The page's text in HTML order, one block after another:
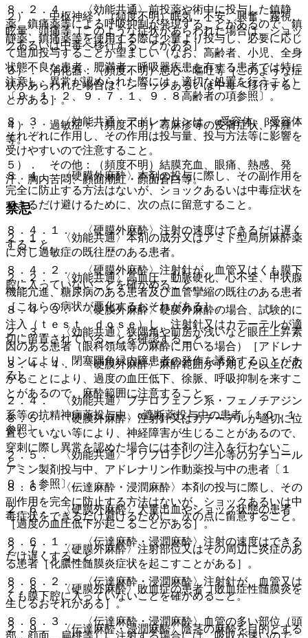
８．２．４． 〈効能共通〉前投薬や術中に投与した鎮静
薬、鎮痛薬等による呼吸抑制が発現することがあるので、鎮
静薬、鎮痛薬等を使用する際は少量より投与し、必要に応じ
て追加投与することが望ましい（なお、高齢者、小児、全身
状態不良な患者、肥満者、呼吸器疾患を有する患者では特に
注意し、異常が認められた際には、適切な処置を行うこと）
〔９．１．２、９．７．１、９．８高齢者の項参照〕。
８．３． 〈効能共通〉アドレナリンは、α受容体、β受容体
それぞれに作用し、その作用は投与量、投与方法等に影響を
受けやすいので注意すること。
８．４． 〈硬膜外麻酔〉本剤の投与に際し、その副作用を
完全に防止する方法はないが、ショックあるいは中毒症状を
できるだけ避けるために、次の点に留意すること。
８．４．１． 〈硬膜外麻酔〉注射の速度はできるだけ遅く
すること。
８．４．２． 〈硬膜外麻酔〉注射針が、血管又はくも膜下
腔に入っていないことを確かめること。
８．４．３． 〈硬膜外麻酔〉硬膜外麻酔の場合、試験的に
注入（ｔｅｓｔ ｄｏｓｅ）し、注射針又はカテーテルが適
切に留置されていることを確認すること。
８．４．４． 〈硬膜外麻酔〉麻酔範囲が予期した以上に広
がることにより、過度の血圧低下、徐脈、呼吸抑制を来すこ
とがあるので、麻酔範囲に注意すること。
８．５． 〈硬膜外麻酔〉注射針又はカテーテルが適切に位
置していない等により、神経障害が生じることがあるので、
穿刺に際し異常を認めた場合には本剤の注入を行わないこ
と。
８．６． 〈伝達麻酔・浸潤麻酔〉本剤の投与に際し、その
副作用を完全に防止する方法はないが、ショックあるいは中
毒症状をできるだけ避けるために、次の点に留意すること。
８．６．１． 〈伝達麻酔・浸潤麻酔〉注射の速度はできる
だけ遅くすること。
８．６．２． 〈伝達麻酔・浸潤麻酔〉注射針が、血管又は
くも膜下腔に入っていないことを確かめること。
８．６．３． 〈伝達麻酔・浸潤麻酔〉血管の多い部位（頭
２）． 中枢神経：（頻度不明）眠気、不安、興奮、霧視、
眩暈、頭痛等［このような症状があらわれた場合は、ショッ
クあるいは中毒へ移行することがある］。
３）． 消化器：（頻度不明）悪心・嘔吐等［このような症
状があらわれた場合は、ショックあるいは中毒へ移行するこ
とがある］。
４）． 過敏症：（頻度不明）蕁麻疹等の皮膚症状、浮腫
等。
５）． その他：（頻度不明）結膜充血、眼痛、熱感、発
汗、胸内苦悶、顔面潮紅・顔面蒼白等。
禁忌
２．１． 〈効能共通〉本剤の成分又はアミド型局所麻酔薬
に対し過敏症の既往歴のある患者。
２．２． 〈効能共通〉高血圧、動脈硬化、心不全、甲状腺
機能亢進、糖尿病のある患者及び血管攣縮の既往のある患者
［これらの病状が悪化するおそれがある］。
２．３． 〈効能共通〉狭隅角や前房が浅いなど眼圧上昇素
因のある患者（眼科領域等の麻酔に用いる場合）［アドレナ
リンにより、閉塞隅角緑内障患者の発作を誘発することがあ
る］。
２．４． 〈効能共通〉ブチロフェノン系・フェノチアジン
系等の抗精神病薬投与中、α遮断薬投与中の患者〔１０．１
参照〕。
２．５． 〈効能共通〉イソプロテレノール等のカテコール
アミン製剤投与中、アドレナリン作動薬投与中の患者〔１
０．１参照〕。
２．６． 〈硬膜外麻酔〉大量出血やショック状態の患者
［過度の血圧低下が起こることがある］。
２．７． 〈硬膜外麻酔〉注射部位又はその周辺に炎症のあ
る患者［化膿性髄膜炎症状を起こすことがある］。
２．８． 〈硬膜外麻酔〉敗血症の患者［敗血症性髄膜炎を
生じるおそれがある］。
２．９． 〈伝達麻酔・浸潤麻酔〉陰茎の麻酔を目的とする